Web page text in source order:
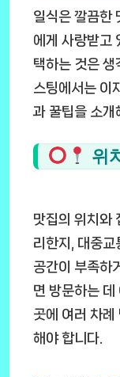
일식은 깔끔한
에게 사랑받고
택하는 것은 생
스팅에서는 이
과 꿀팁을 소개
위
맛집의 위치와
리한지, 대중교
공간이 부족하
면 방문하는 데
곳에 여러 차례
해야 합니다.